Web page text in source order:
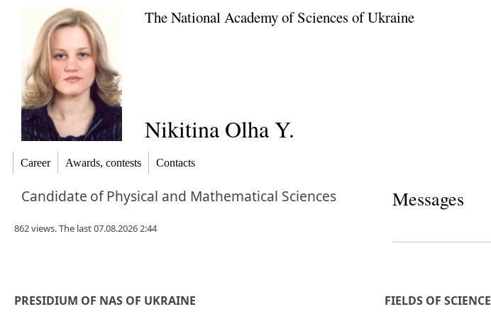
The National Academy of Sciences of Ukraine
Nikitina Olha Y.
Career Awards, contests Contacts
Candidate ofPhysical and Mathematical Sciences
862 views. The last 07.08.2026 2:44
Messages
PRESIDIUM OF NAS OF UKRAINE FIELDS OF SCIENCE